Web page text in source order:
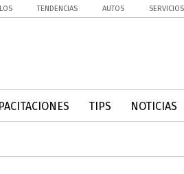
TENDENCIAS AUTOS SERVICIOS
TIPS NOTICIAS